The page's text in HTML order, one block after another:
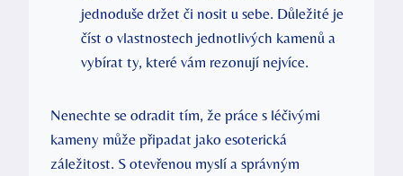
jednoduše držet či nosit u sebe. Důležité je
číst o vlastnostech jednotlivých kamenů a
vybírat ty, které vám rezonují nejvíce.
Nenechte se odradit tím, že práce s léčivými
kameny může připadat jako esoterická
záležitost. S otevřenou myslí a správným